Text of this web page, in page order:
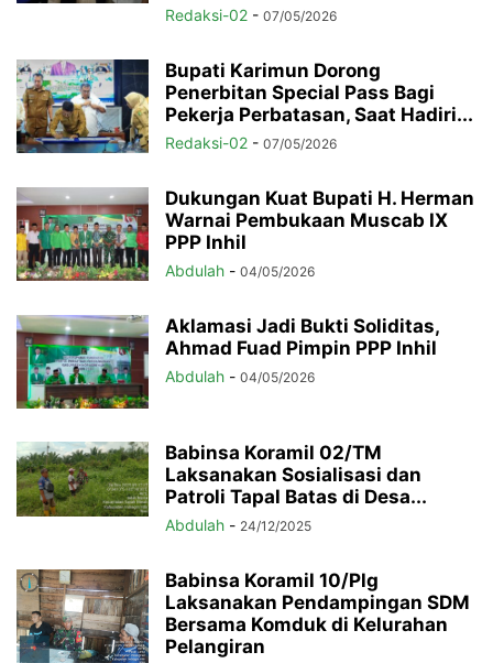
Redaksi-02 - 07/05/2026
Bupati Karimun Dorong
Penerbitan Special Pass Bagi
Pekerja Perbatasan, Saat Hadiri...
Redaksi-02 - 07/05/2026
Dukungan Kuat Bupati H. Herman
Warnai Pembukaan Muscab IX
PPP Inhil
Abdulah - 04/05/2026
Aklamasi Jadi Bukti Soliditas,
Ahmad Fuad Pimpin PPP Inhil
Abdulah - 04/05/2026
Babinsa Koramil 02/TM
Laksanakan Sosialisasi dan
Patroli Tapal Batas di Desa...
Abdulah - 24/12/2025
Babinsa Koramil 10/Plg
Laksanakan Pendampingan SDM
Bersama Komduk di Kelurahan
Pelangiran